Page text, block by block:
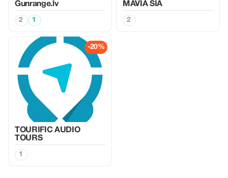
Gunrange.lv
2 1
MAVIA SIA
2
-20%
TOURIFIC AUDIO
TOURS
1